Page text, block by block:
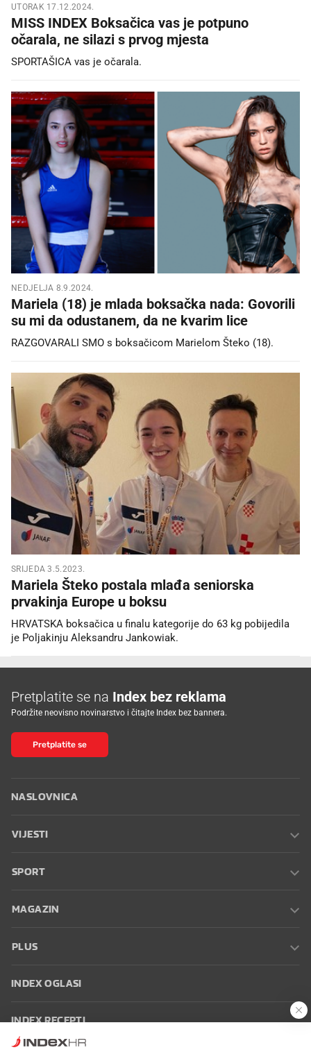
UTORAK 17.12.2024.
MISS INDEX Boksačica vas je potpuno
očarala, ne silazi s prvog mjesta
SPORTAŠICA vas je očarala.
NEDJELJA 8.9.2024.
Mariela (18) je mlada boksačka nada: Govorili
su mi da odustanem, da ne kvarim lice
RAZGOVARALI SMO s boksačicom Marielom Šteko (18).
SRIJEDA 3.5.2023.
Mariela Šteko postala mlađa seniorska
prvakinja Europe u boksu
HRVATSKA boksačica u finalu kategorije do 63 kg pobijedila
je Poljakinju Aleksandru Jankowiak.
Pretplatite se na Index bez reklama
Podržite neovisno novinarstvo i čitajte Index bez bannera.
Pretplatite se
NASLOVNICA
VIJESTI
SPORT
MAGAZIN
PLUS
INDEX OGLASI
INDEX RECEPTI